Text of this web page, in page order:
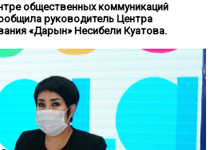
общественных коммуникаций
руководитель Центра
«Дарын» Несибели Куатова.